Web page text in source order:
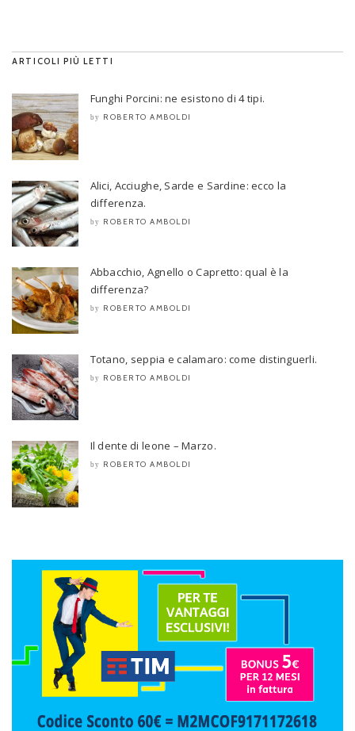
ARTICOLI PIÙ LETTI
Funghi Porcini: ne esistono di 4 tipi.
by ROBERTO AMBOLDI
Alici, Acciughe, Sarde e Sardine: ecco la
differenza.
by ROBERTO AMBOLDI
Abbacchio, Agnello o Capretto: qual è la
differenza?
by ROBERTO AMBOLDI
Totano, seppia e calamaro: come distinguerli.
by ROBERTO AMBOLDI
Il dente di leone – Marzo.
by ROBERTO AMBOLDI